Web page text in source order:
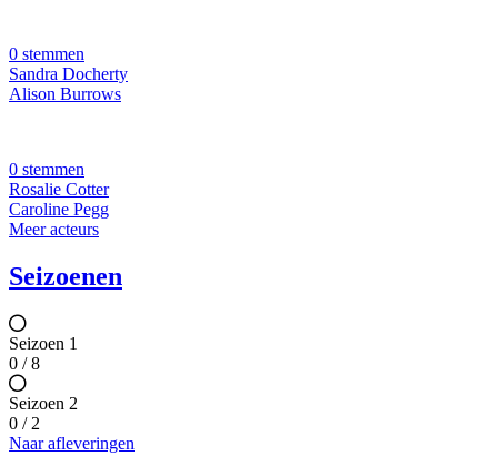
0 stemmen
Sandra Docherty
Alison Burrows
0 stemmen
Rosalie Cotter
Caroline Pegg
Meer acteurs
Seizoenen
Seizoen 1
0 / 8
Seizoen 2
0 / 2
Naar afleveringen